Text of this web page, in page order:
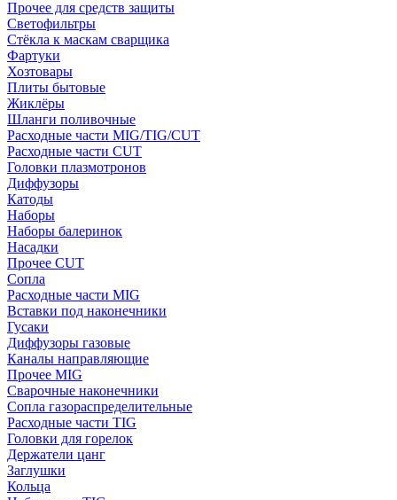
Прочее для средств защиты
Светофильтры
Стёкла к маскам сварщика
Фартуки
Хозтовары
Плиты бытовые
Жиклёры
Шланги поливочные
Расходные части MIG/TIG/CUT
Расходные части CUT
Головки плазмотронов
Диффузоры
Катоды
Наборы
Наборы балеринок
Насадки
Прочее CUT
Сопла
Расходные части MIG
Вставки под наконечники
Гусаки
Диффузоры газовые
Каналы направляющие
Прочее MIG
Сварочные наконечники
Сопла газораспределительные
Расходные части TIG
Головки для горелок
Держатели цанг
Заглушки
Кольца